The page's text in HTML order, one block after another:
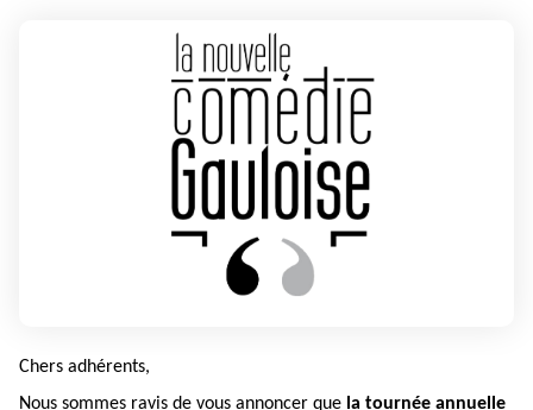
Chers adhérents,
Nous sommes ravis de vous annoncer que la tournée annuelle